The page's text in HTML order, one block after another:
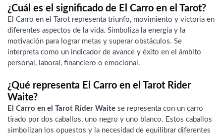
¿Cuál es el significado de El Carro en el Tarot?
El Carro en el Tarot representa triunfo, movimiento y victoria en
diferentes aspectos de la vida. Simboliza la energía y la
motivación para lograr metas y superar obstáculos. Se
interpreta como un indicador de avance y éxito en el ámbito
personal, laboral, financiero o emocional.
¿Qué representa El Carro en el Tarot Rider
Waite?
El Carro en el Tarot Rider Waite se representa con un carro
tirado por dos caballos, uno negro y uno blanco. Estos caballos
simbolizan los opuestos y la necesidad de equilibrar diferentes